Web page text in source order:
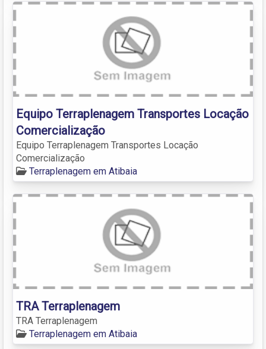
Equipo Terraplenagem Transportes Locação
Comercialização
Equipo Terraplenagem Transportes Locação
Comercialização
Terraplenagem em Atibaia
TRA Terraplenagem
TRA Terraplenagem
Terraplenagem em Atibaia